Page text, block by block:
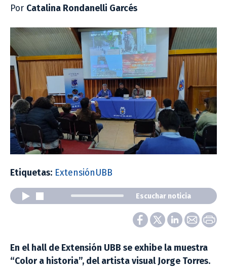
Por Catalina Rondanelli Garcés
Etiquetas: ExtensiónUBB
Escuchar noticia
En el hall de Extensión UBB se exhibe la muestra
“Color a historia”, del artista visual Jorge Torres.